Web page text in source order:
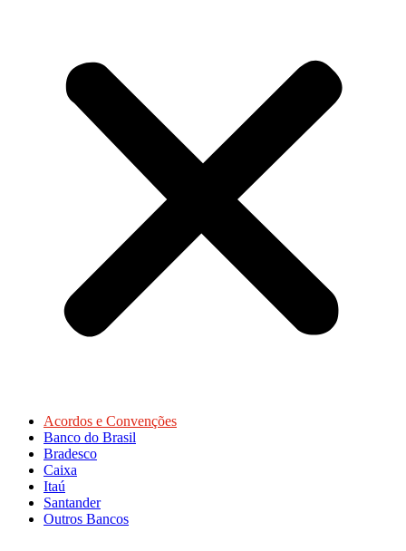
Acordos e Convenções
Banco do Brasil
Bradesco
Caixa
Itaú
Santander
Outros Bancos